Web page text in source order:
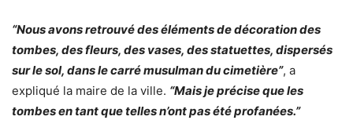
“Nous avons retrouvé des éléments de décoration des
tombes, des fleurs, des vases, des statuettes, dispersés
sur le sol, dans le carré musulman du cimetière”, a
expliqué la maire de la ville. “Mais je précise que les
tombes en tant que telles n’ont pas été profanées.”